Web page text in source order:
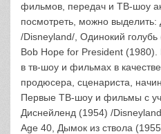
фильмов, передач и ТВ-шоу
посмотреть, можно
/Disneyland/, Одинокий
Bob Hope for President (1980).
в тв-шоу и фильмах в
продюсера, сценариста,
Первые ТВ-шоу и фильмы с
Диснейленд (1954) /
Age 40, Дымок из ствола